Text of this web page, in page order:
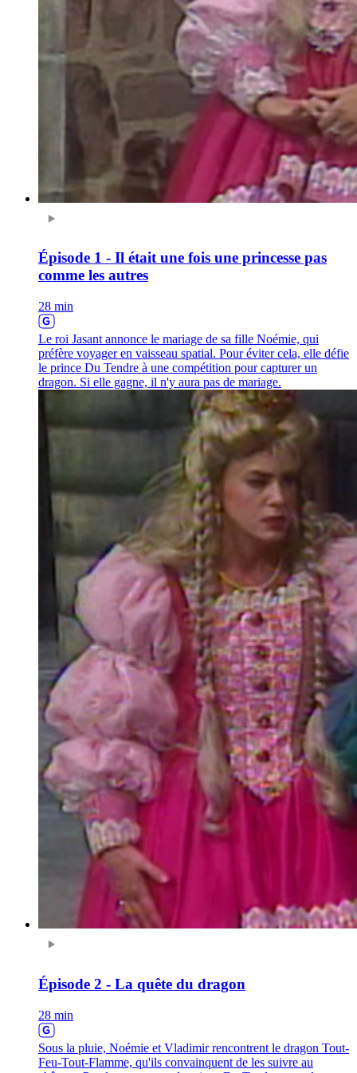
Épisode 1 - Il était une fois une princesse pas
comme les autres
28 min
Le roi Jasant annonce le mariage de sa fille Noémie, qui
préfère voyager en vaisseau spatial. Pour éviter cela, elle défie
le prince Du Tendre à une compétition pour capturer un
dragon. Si elle gagne, il n'y aura pas de mariage.
Épisode 2 - La quête du dragon
28 min
Sous la pluie, Noémie et Vladimir rencontrent le dragon Tout-
Feu-Tout-Flamme, qu'ils convainquent de les suivre au